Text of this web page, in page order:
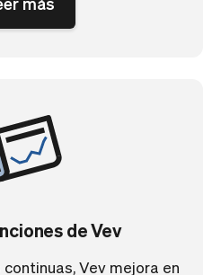
de Vev
Vev mejora en